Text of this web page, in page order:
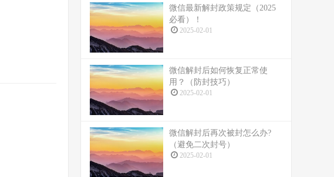
微信最新解封政策规定（2025
必看）！
2025-02-01
微信解封后如何恢复正常使
用？（防封技巧）
2025-02-01
微信解封后再次被封怎么办?
（避免二次封号）
2025-02-01